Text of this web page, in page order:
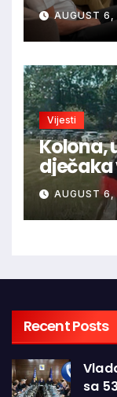
Jajca
BiHAUGUST
Vijesti
Kolona,
dječaka
granice
AUGUST
Recent Posts
sa